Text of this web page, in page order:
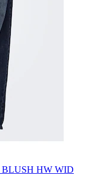
BLUSH HW WID